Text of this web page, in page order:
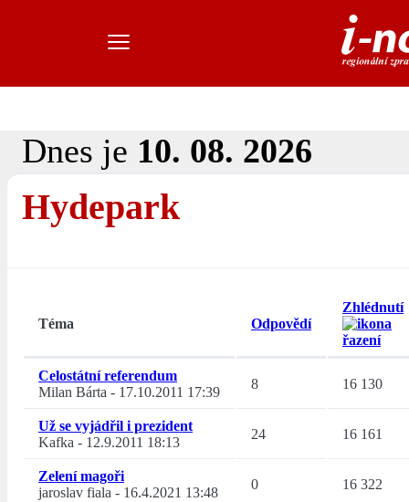
Dnes je 10. 08. 2026
Hydepark
Téma Odpovědí
Zhlédnutí
Celostátní referendum
Milan Bárta - 17.10.2011 17:39
8 16 130
Už se vyjádřil i prezident
Kafka - 12.9.2011 18:13
24 16 161
Zelení magoři
jaroslav fiala - 16.4.2021 13:48
0 16 322